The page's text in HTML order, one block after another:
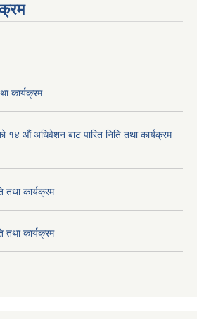
कार्यक्रम
१४ औं अधिवेशन बाट पारित निति तथा कार्यक्रम
कार्यक्रम
कार्यक्रम